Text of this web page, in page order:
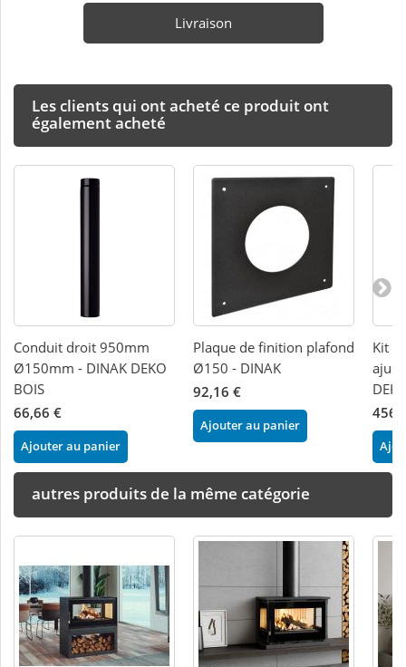
Livraison
Les clients qui ont acheté ce produit ont
également acheté
Conduit droit 950mm
Ø150mm - DINAK DEKO
BOIS
66,66 €
Ajouter au panier
Plaque de finition plafond
Ø150 - DINAK
92,16 €
Ajouter au panier
Kit
autres produits de la même catégorie